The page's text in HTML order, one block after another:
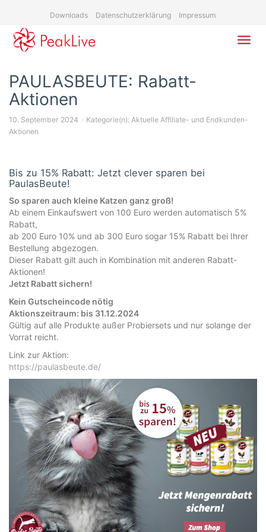
content
Downloads Datenschutzerklärung Impressum
PAULASBEUTE: Rabatt-
Aktionen
10. September 2024 Kategorie(n): Aktuelle Affiliate- und Endkunden-
Aktionen
Bis zu 15% Rabatt: Jetzt clever sparen bei
PaulasBeute!
So sparen auch kleine Katzen ganz groß!
Ab einem Einkaufswert von 100 Euro werden automatisch 5%
Rabatt,
ab 200 Euro 10% und ab 300 Euro sogar 15% Rabatt bei Ihrer
Bestellung abgezogen.
Dieser Rabatt gilt auch in Kombination mit anderen Rabatt-
Aktionen!
Jetzt Rabatt sichern!
Kein Gutscheincode nötig
Aktionszeitraum: bis 31.12.2024
Gültig auf alle Produkte außer Probiersets und nur solange der
Vorrat reicht.
Link zur Aktion:
https://paulasbeute.de/